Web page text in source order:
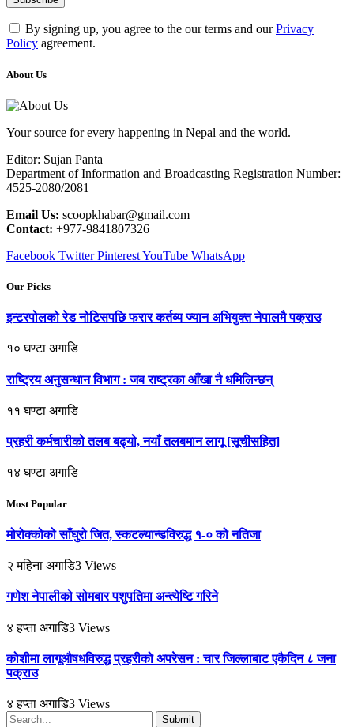
By signing up, you agree to the our terms and ourPrivacy
Policy agreement.
About Us
Your source for every happening in Nepal and the world.
Editor: Sujan Panta
Department of Information and Broadcasting Registration Number:
4525-2080/2081
Email Us: scoopkhabar@gmail.com
Contact: +977-9841807326
Facebook Twitter PinterestYouTube WhatsApp
Our Picks
इन्टरपोलको रेड नोटिसपछि फरार कर्तव्य ज्यान अभियुक्त नेपालमै पक्राउ
१० घण्टा अगाडि
राष्ट्रिय अनुसन्धान विभाग : जब राष्ट्रका आँखा नै धमिलिन्छन्
११ घण्टा अगाडि
प्रहरी कर्मचारीको तलब बढ्यो, नयाँ तलबमान लागू [सूचीसहित]
१४ घण्टा अगाडि
Most Popular
मोरोक्कोको साँघुरो जित, स्कटल्यान्डविरुद्ध १-० को नतिजा
२ महिना अगाडि3 Views
गणेश नेपालीको सोमबार पशुपतिमा अन्त्येष्टि गरिने
४ हप्ता अगाडि3 Views
कोशीमा लागूऔषधविरुद्ध प्रहरीको अपरेसन : चार जिल्लाबाट एकैदिन ८ जना
पक्राउ
४ हप्ता अगाडि3 Views
Submit